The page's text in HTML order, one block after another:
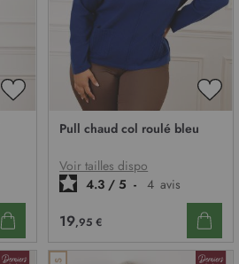
D’ENVIE
Pull chaud col roulé bleu
Voir tailles dispo
4.3 / 5 - 4 avis
19,95 €